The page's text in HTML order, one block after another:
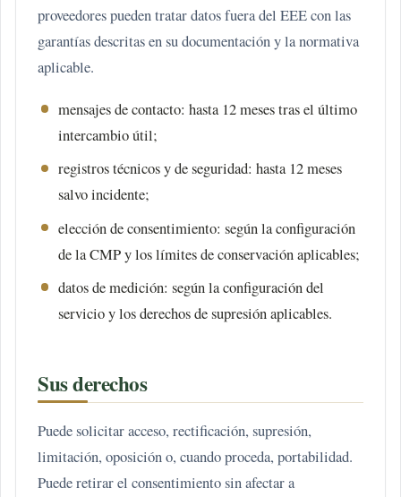
proveedores pueden tratar datos fuera del EEE con las
garantías descritas en su documentación y la normativa
aplicable.
mensajes de contacto: hasta 12 meses tras el último
intercambio útil;
registros técnicos y de seguridad: hasta 12 meses
salvo incidente;
elección de consentimiento: según la configuración
de la CMP y los límites de conservación aplicables;
datos de medición: según la configuración del
servicio y los derechos de supresión aplicables.
Sus derechos
Puede solicitar acceso, rectificación, supresión,
limitación, oposición o, cuando proceda, portabilidad.
Puede retirar el consentimiento sin afectar a